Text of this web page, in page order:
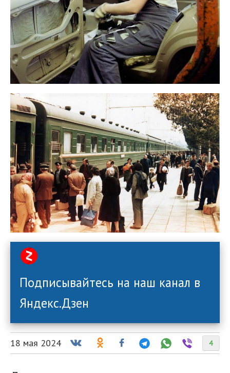
Подписывайтесь на наш канал в
Яндекс.Дзен
4
18 мая 2024